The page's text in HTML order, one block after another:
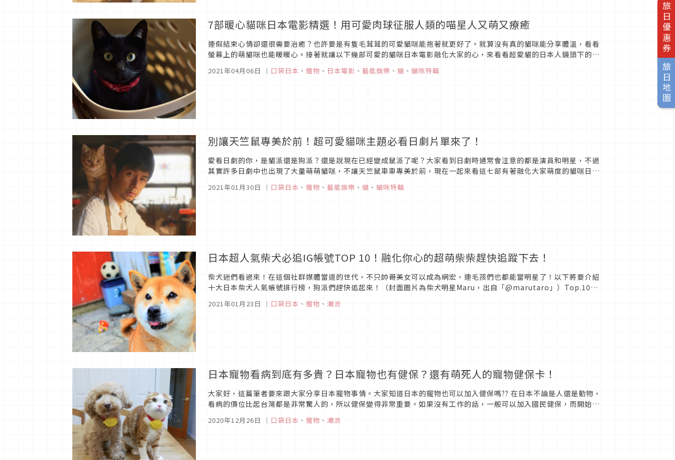
旅日優惠券
旅日地圖
7部暖心貓咪日本電影精選！用可愛肉球征服人類的喵星人又萌又療癒
連假結束心情卻還很需要治癒？也許要是有隻毛茸茸的可愛貓咪能抱著就更好了。就算沒有真的貓咪能分享體溫，看看
螢幕上的萌貓咪也能暖暖心。接著就讓以下幾部可愛的貓咪日本電影融化大家的心，來看看超愛貓的日本人鏡頭下的可
愛喵星人將內心的不愉快都揮去九霄雲外去！貓咪知道但是貓咪不說（2019）猶如老派浪漫電影般的...
2021年04月06日 ｜ 口袋日本 、 寵物 、 日本電影 、 藝能娛樂 、 貓 、 貓咪特輯
別讓天竺鼠專美於前！超可愛貓咪主題必看日劇片單來了！
愛看日劇的你，是貓派還是狗派？還是說現在已經變成鼠派了呢？大家看到日劇時通常會注意的都是演員和明星，不過
其實許多日劇中也出現了大量萌萌貓咪，不讓天竺鼠車車專美於前，現在一起來看這七部有著融化大家萌度的貓咪日劇
片單吧！黑貓露西（くろねこルーシー）圖片來源誰說黑貓就只能象徵噩運？2012年冬番的《黑貓露...
2021年01月30日 ｜ 口袋日本 、 寵物 、 藝能娛樂 、 貓 、 貓咪特輯
日本超人氣柴犬必追IG帳號TOP 10！融化你心的超萌柴柴趕快追蹤下去！
柴犬迷們看過來！在這個社群媒體當道的世代，不只帥哥美女可以成為網宏，連毛孩們也都能當明星了！以下將要介紹
十大日本柴犬人氣帳號排行榜，狗派們趕快追起來！（封面圖片為柴犬明星Maru，出自「@marutaro」）Top.10
2021年01月23日 ｜ 口袋日本 、 寵物 、 潮流
日本寵物看病到底有多貴？日本寵物也有健保？還有萌死人的寵物健保卡！
大家好，這篇筆者要來跟大家分享日本寵物事情。大家知道日本的寵物也可以加入健保嗎?? 在日本不論是人還是動物，
看病的價位比起台灣都是非常驚人的，所以健保變得非常重要。如果沒有工作的話，一般可以加入國民健保，而開始工
2020年12月26日 ｜ 口袋日本 、 寵物 、 潮流